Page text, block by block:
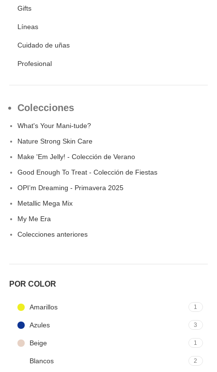
Gifts
Líneas
Cuidado de uñas
Profesional
Colecciones
What's Your Mani-tude?
Nature Strong Skin Care
Make 'Em Jelly! - Colección de Verano
Good Enough To Treat - Colección de Fiestas
OPI’m Dreaming - Primavera 2025
Metallic Mega Mix
My Me Era
Colecciones anteriores
POR COLOR
Amarillos 1
Azules 3
Beige 1
Blancos 2